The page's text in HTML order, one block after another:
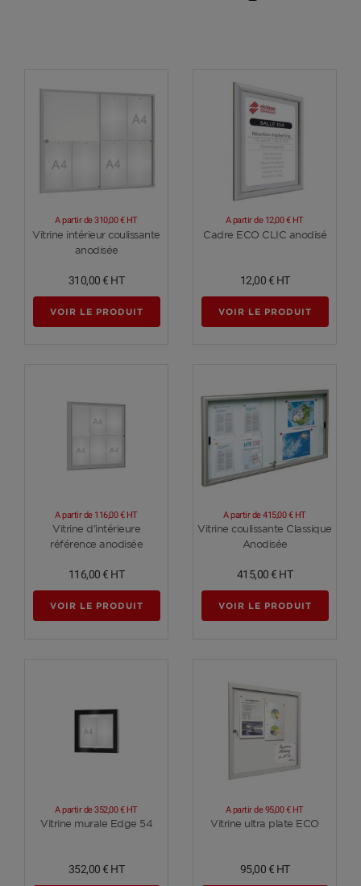
Voir plus
Vitrine intérieur coulissante
anodisée
A partir de310,00 € HT
310,00 € HT
VOIR LE PRODUIT
Voir plus
Cadre ECO CLIC anodisé
A partir de 12,00 € HT
12,00 € HT
VOIR LE PRODUIT
Voir plus
Vitrine d'intérieure
référence anodisée
A partir de 116,00 € HT
116,00 € HT
VOIR LE PRODUIT
Voir plus
Vitrine coulissante Classique
Anodisée
A partir de415,00 € HT
415,00 € HT
VOIR LE PRODUIT
Voir plus
Vitrine murale Edge 54
A partir de352,00 € HT
352,00 € HT
Voir plus
Vitrine ultra plate ECO
A partir de95,00 € HT
95,00 € HT